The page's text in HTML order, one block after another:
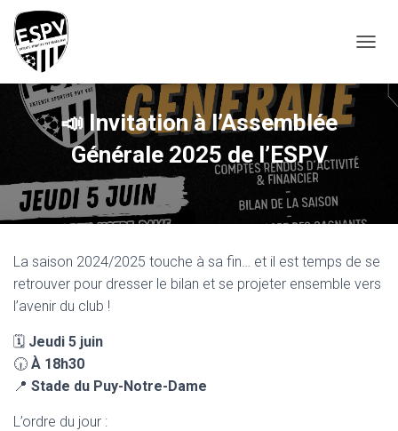
G
T
O
📣 Invitation à l’Assemblée
Générale 2025 de l’ESPV
La saison 2024/2025 touche à sa fin… et il est temps de se
retrouver pour dresser le bilan et se projeter ensemble vers
l’avenir du club !
🗓 Jeudi 5 juin
🕡 À 18h30
📍 Stade du Puy-Notre-Dame
L’ordre du jour :